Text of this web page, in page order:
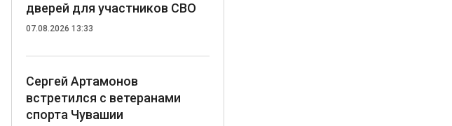
дверей для участников СВО
07.08.2026 13:33
Сергей Артамонов
встретился с ветеранами
спорта Чувашии